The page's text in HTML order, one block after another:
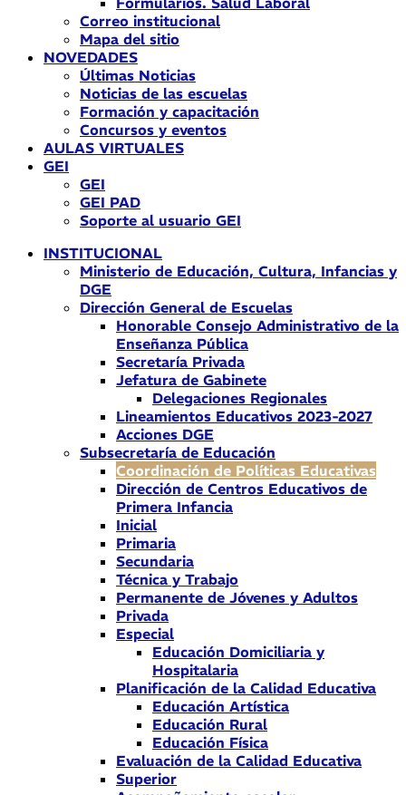
Correo institucional
Mapa del sitio
NOVEDADES
Últimas Noticias
Noticias de las escuelas
Formación y capacitación
Concursos y eventos
AULAS VIRTUALES
GEI
GEI
GEI PAD
Soporte al usuario GEI
INSTITUCIONAL
Ministerio de Educación, Cultura, Infancias y
DGE
Dirección General de Escuelas
Honorable Consejo Administrativo de la
Enseñanza Pública
Secretaría Privada
Jefatura de Gabinete
Delegaciones Regionales
Lineamientos Educativos 2023-2027
Acciones DGE
Subsecretaría de Educación
Coordinación de Políticas Educativas
Dirección de Centros Educativos de
Primera Infancia
Inicial
Primaria
Secundaria
Técnica y Trabajo
Permanente de Jóvenes y Adultos
Privada
Especial
Educación Domiciliaria y
Hospitalaria
Planificación de la Calidad Educativa
Educación Artística
Educación Rural
Educación Física
Evaluación de la Calidad Educativa
Superior